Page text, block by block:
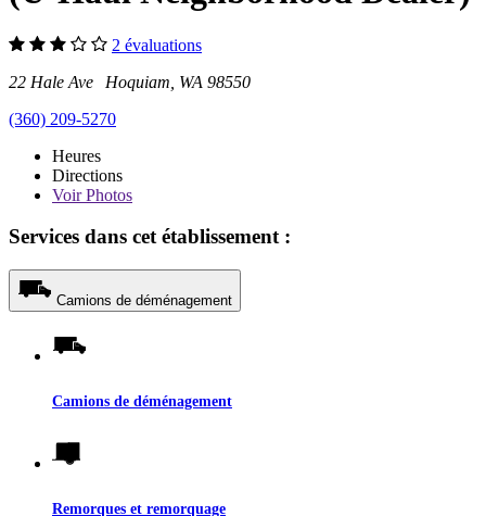
2 évaluations
22 Hale Ave Hoquiam, WA 98550
(360) 209-5270
Heures
Directions
VoirPhotos
Services dans cet établissement :
Camions de déménagement
Camions de déménagement
Remorques et remorquage